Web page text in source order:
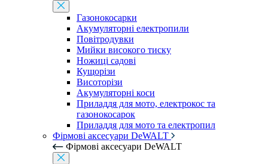
Газонокосарки
Акумуляторні електропили
Повітродувки
Мийки високого тиску
Ножиці садові
Кущорізи
Висоторізи
Акумуляторні коси
Приладдя для мото, електрокос та
газонокосарок
Приладдя для мото та електропил
Фірмові аксесуари DeWALT
Фірмові аксесуари DeWALT